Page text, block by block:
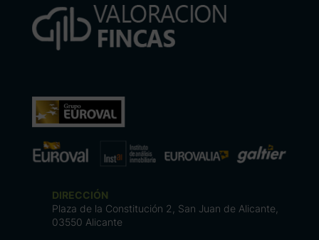
DIRECCIÓN
Plaza de la Constitución 2, San Juan de Alicante,
03550 Alicante